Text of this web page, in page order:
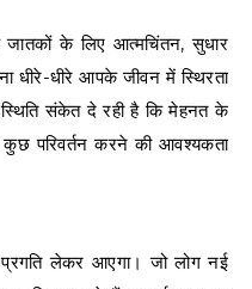
जातकों के लिए आत्मचिंतन, सुधार
धीरे-धीरे आपके जीवन में स्थिरता
संकेत दे रही है कि मेहनत के
परिवर्तन करने की आवश्यकता
प्रगति लेकर आएगा। जो लोग नई